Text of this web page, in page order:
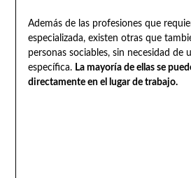
Además de las profesiones que
especializada, existen otras que
personas sociables, sin necesidad de
específica. La mayoría de ellas se
directamente en el lugar de trabajo.